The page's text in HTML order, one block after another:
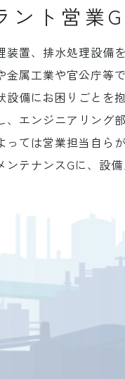
ント営業
装置、排水処理設備
金属工業や官公庁等
設備にお困りごとを
、エンジニアリング
ては営業担当自ら
ンテナンスGに、設